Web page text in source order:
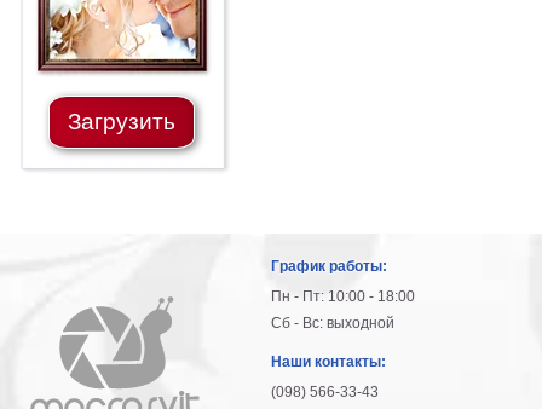
Загрузить
График работы:
Пн - Пт: 10:00 - 18:00
Сб - Вс: выходной
Наши контакты:
(098) 566-33-43